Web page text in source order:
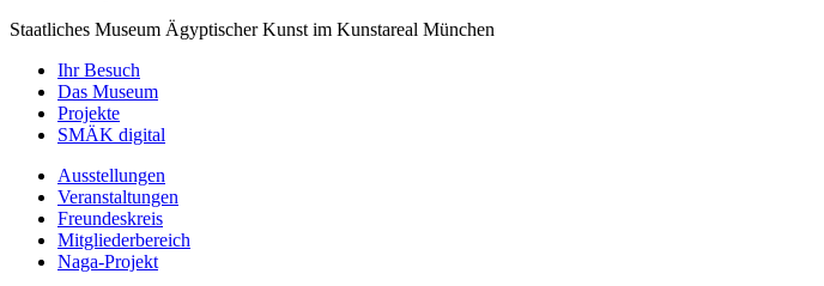
Staatliches Museum Ägyptischer Kunst im Kunstareal München
Ihr Besuch
Das Museum
Projekte
SMÄK digital
Ausstellungen
Veranstaltungen
Freundeskreis
Mitgliederbereich
Naga-Projekt